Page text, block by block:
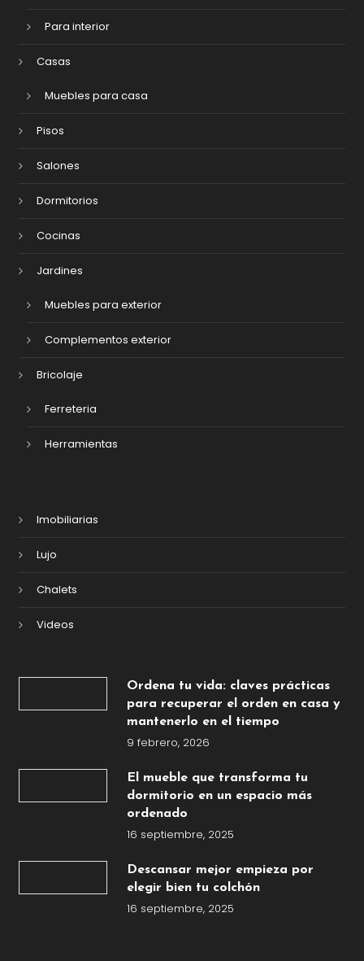
Para interior
Casas
Muebles para casa
Pisos
Salones
Dormitorios
Cocinas
Jardines
Muebles para exterior
Complementos exterior
Bricolaje
Ferreteria
Herramientas
Imobiliarias
Lujo
Chalets
Videos
Ordena tu vida: claves prácticas
para recuperar el orden en casa y
mantenerlo en el tiempo
9 febrero, 2026
El mueble que transforma tu
dormitorio en un espacio más
ordenado
16 septiembre, 2025
Descansar mejor empieza por
elegir bien tu colchón
16 septiembre, 2025